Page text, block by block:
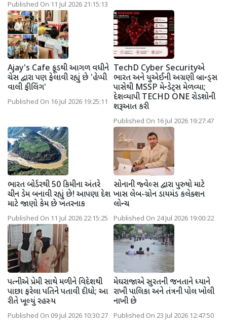
Published On 11 Jul 2026 21:15:13
Ajay's Cafe ફૂડથી આગળ વધીને
ચેસ દ્વારા પણ ફેલાવી રહ્યું છે 'હેપ્પી
વાલી ફીલિંગ'
Published On 16 Jul 2026 19:25:11
TechD Cyber Securityએ
ભારત અને યુએઈની અગ્રણી બ્રાન્ડ્સ
પાસેથી MSSP મેન્ડેટ્સ મેળવ્યા;
દેશવ્યાપી TECHD ONE રોડશોની
શરૂઆત કરી
Published On 16 Jul 2026 19:27:47
ભારત બોર્ડરથી 50 કિમીના અંતરે
ચીન ડેમ બનાવી રહ્યું છે! આપણા દેશ
માટે જાણો કેમ છે ખતરનાક
Published On 11 Jul 2026 22:15:25
સોનાની જ્વેલ્સ દ્વારા પુરુષો માટે
ખાસ લેબ-ગ્રોન ડાયમંડ કલેક્શન
લોન્ચ
Published On 24 Jul 2026 19:00:22
પત્નીએ પ્રેમી સાથે મળીને વિદેશથી
પાછા ફરેલા પતિને પતાવી દીધો; આ
રીતે ખૂલ્યું રહસ્ય
Published On 09 Jul 2026 10:30:27
મેઘરાજાએ સુરતની જનતાને ધ્યાને
રાખી પાલિકા અને તંત્રની પોલ ખોલી
નાખી છે
Published On 23 Jul 2026 12:47:50